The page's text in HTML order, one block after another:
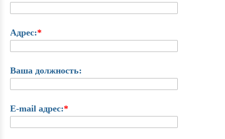
Адрес:*
Ваша должность:
E-mail адрес:*